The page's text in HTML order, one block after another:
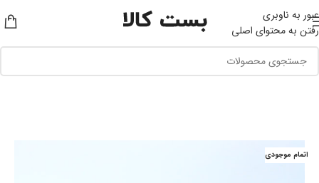
عبور به ناوبری
رفتن به محتوای اصلی
اتمام موجودی